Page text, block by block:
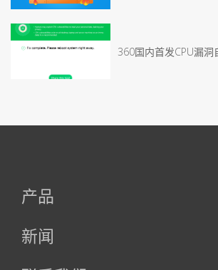
360国内首发CPU漏
产品
新闻